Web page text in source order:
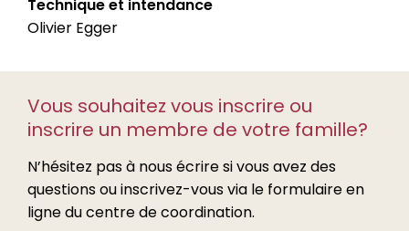
Technique et intendance
Olivier Egger
Vous souhaitez vous inscrire ou
inscrire un membre de votre famille?
N’hésitez pas à nous écrire si vous avez des
questions ou inscrivez-vous via le formulaire en
ligne du centre de coordination.